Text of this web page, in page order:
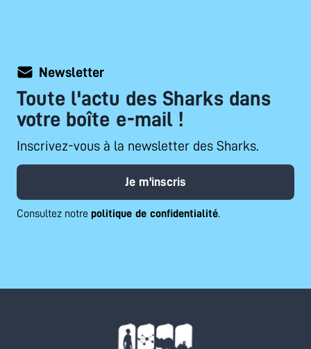
Newsletter
Toute l'actu des Sharks dans
votre boîte e-mail !
Inscrivez-vous à la newsletter des Sharks.
Je m'inscris
Consultez notre politique de confidentialité.